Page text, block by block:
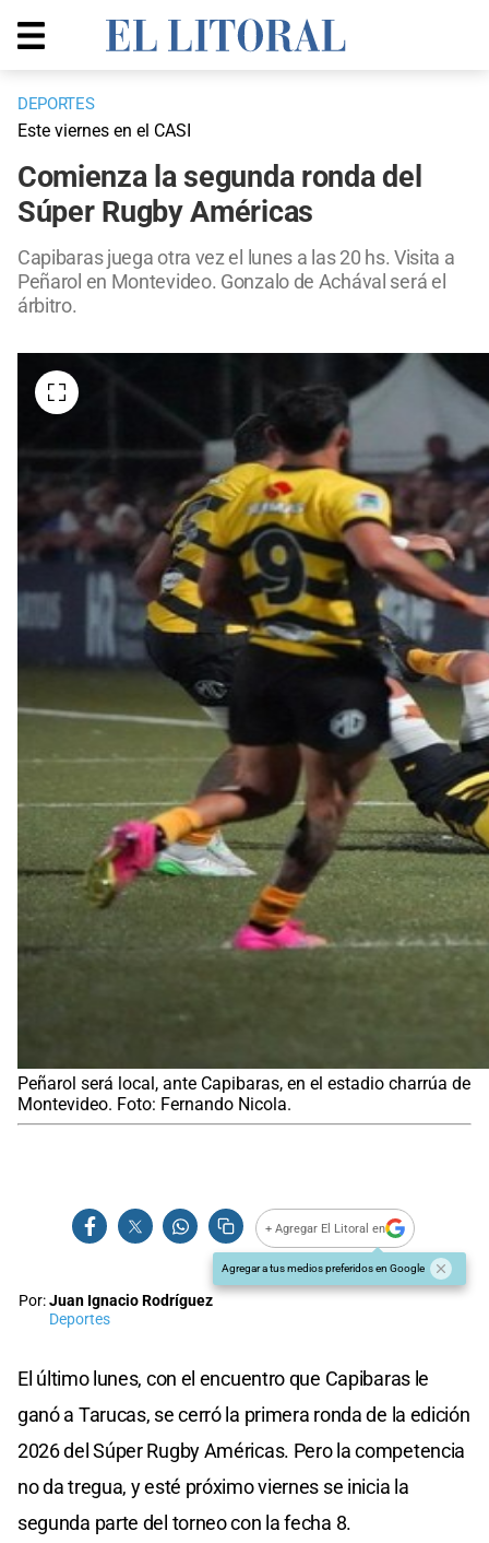
DEPORTES
Este viernes en el CASI
Comienza la segunda ronda del
Súper Rugby Américas
Capibaras juega otra vez el lunes a las 20 hs. Visita a
Peñarol en Montevideo. Gonzalo de Achával será el
árbitro.
Peñarol será local, ante Capibaras, en el estadio charrúa de
Montevideo. Foto: Fernando Nicola.
+ Agregar El Litoral en
Agregar a tus medios preferidos en Google
Por:Juan Ignacio Rodríguez
Deportes
El último lunes, con el encuentro que Capibaras le
ganó a Tarucas, se cerró la primera ronda de la edición
2026 del Súper Rugby Américas. Pero la competencia
no da tregua, y esté próximo viernes se inicia la
segunda parte del torneo con la fecha 8.